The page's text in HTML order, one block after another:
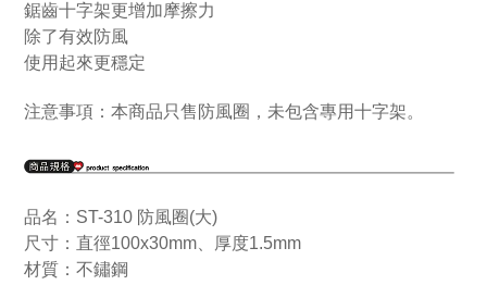
鋸齒十字架更增加摩擦力
除了有效防風
使用起來更穩定
注意事項：本商品只售防風圈 ，未包含專用十字架。
品名：ST-310 防風圈(大)
尺寸：直徑100x30mm、厚度1.5mm
材質：不鏽鋼